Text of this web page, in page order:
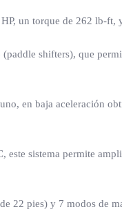
un torque de 262 lb-ft,
shifters), que
en baja aceleración
sistema permite
22 pies) y 7 modos de